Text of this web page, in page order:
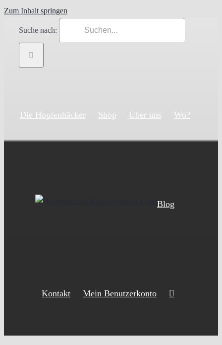
Zum Inhalt springen
Suche nach:
Die Hopfenhäcker Shop Über uns Wo?
Blog
Kontakt Mein Benutzerkonto